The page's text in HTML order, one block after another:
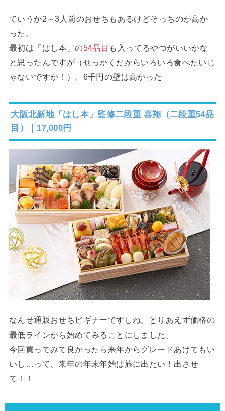
ていうか2～3人前のおせちもあるけどそっちのが高か
った。
最初は「はし本」の54品目 も入ってるやつがいいかな
と思ったんですが（せっかくだからいろいろ食べたいじ
ゃないですか！）、6千円の壁は高かった
大阪北新地「はし本」監修二段重 喜翔（二段重54品
目）｜17,000円
なんせ通販おせちビギナーですしね。とりあえず価格の
最低ラインから始めてみることにしました。
今回買ってみて良かったら来年からグレードあげてもい
いし…って、来年の年末年始は旅に出たい！出させ
て！！